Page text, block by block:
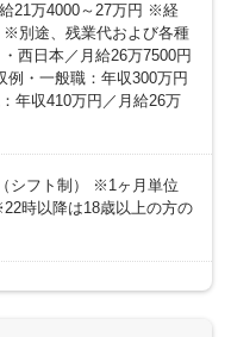
21万4000～27万円 ※経
※別途、残業代および各種
西日本／月給26万7500円
・一般職：年収300万円
年収410万円／月給26万
シフト制） ※1ヶ月単位
時以降は18歳以上の方の